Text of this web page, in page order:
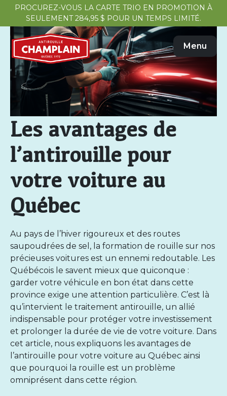
PROCUREZ-VOUS LA CARTE TRIO EN PROMOTION À
SEULEMENT 284,95 $ POUR UN TEMPS LIMITÉ.
Menu
Les avantages de
l’antirouille pour
votre voiture au
Québec
Au pays de l’hiver rigoureux et des routes
saupoudrées de sel, la formation de rouille sur nos
précieuses voitures est un ennemi redoutable. Les
Québécois le savent mieux que quiconque :
garder votre véhicule en bon état dans cette
province exige une attention particulière. C’est là
qu’intervient le traitement antirouille, un allié
indispensable pour protéger votre investissement
et prolonger la durée de vie de votre voiture. Dans
cet article, nous expliquons les avantages de
l’antirouille pour votre voiture au Québec ainsi
que pourquoi la rouille est un problème
omniprésent dans cette région.